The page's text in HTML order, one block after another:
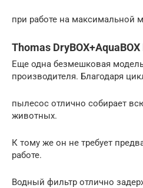
при работе на
Thomas
Еще одна безмешковая
производителя. Благодаря
пылесос отлично собирает
животных.
К тому же он не требует
работе.
Водный фильтр отлично